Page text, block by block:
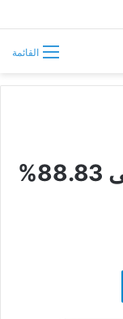
القائمة
معدل التضخم ينخفض إلى 88.83%
تيلقرام